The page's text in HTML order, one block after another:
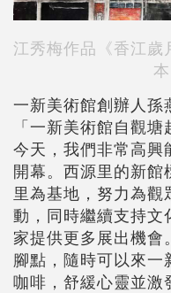
江秀梅作品《香江歲
一新美術館創辦人孫
「一新美術館自觀
今天，我們非常高興
開幕。西源里的新
里為基地，努力為
動，同時繼續支持文
家提供更多展出機會
腳點，隨時可以來一
咖啡，舒緩心靈並激